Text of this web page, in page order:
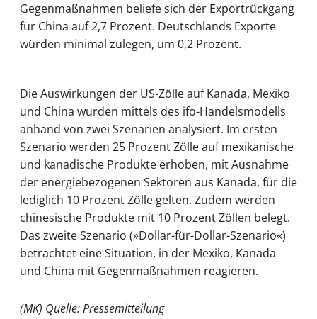
Gegenmaßnahmen beliefe sich der Exportrückgang
für China auf 2,7 Prozent. Deutschlands Exporte
würden minimal zulegen, um 0,2 Prozent.
Die Auswirkungen der US-Zölle auf Kanada, Mexiko
und China wurden mittels des ifo-Handelsmodells
anhand von zwei Szenarien analysiert. Im ersten
Szenario werden 25 Prozent Zölle auf mexikanische
und kanadische Produkte erhoben, mit Ausnahme
der energiebezogenen Sektoren aus Kanada, für die
lediglich 10 Prozent Zölle gelten. Zudem werden
chinesische Produkte mit 10 Prozent Zöllen belegt.
Das zweite Szenario (»Dollar-für-Dollar-Szenario«)
betrachtet eine Situation, in der Mexiko, Kanada
und China mit Gegenmaßnahmen reagieren.
(MK) Quelle: Pressemitteilung